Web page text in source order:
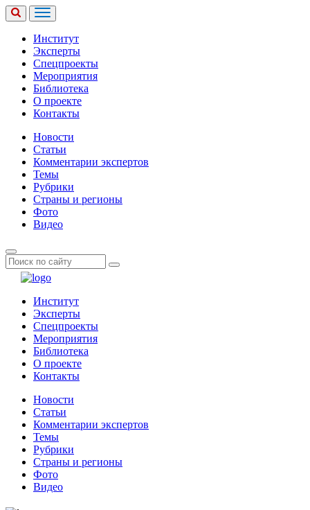
Институт
Эксперты
Спецпроекты
Мероприятия
Библиотека
О проекте
Контакты
Новости
Статьи
Комментарии экспертов
Темы
Рубрики
Страны и регионы
Фото
Видео
Институт
Эксперты
Спецпроекты
Мероприятия
Библиотека
О проекте
Контакты
Новости
Статьи
Комментарии экспертов
Темы
Рубрики
Страны и регионы
Фото
Видео